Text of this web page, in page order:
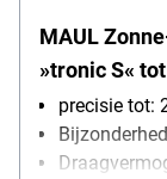
MAUL
»tronic S«
precisie tot: